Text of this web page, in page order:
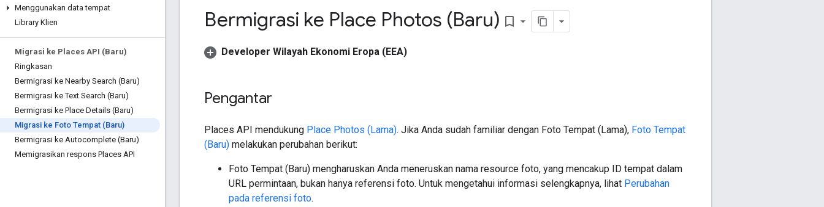
Menggunakan data tempat
Library Klien
Migrasi ke Places API (Baru)
Ringkasan
Bermigrasi ke Nearby Search (Baru)
Bermigrasi ke Text Search (Baru)
Bermigrasi ke Place Details (Baru)
Migrasi ke Foto Tempat (Baru)
Bermigrasi ke Autocomplete (Baru)
Memigrasikan respons Places API
Bermigrasi ke Place Photos (Baru) bookmark_border
Developer Wilayah Ekonomi Eropa (EEA)
Pengantar
Places API mendukung Place Photos (Lama). Jika Anda sudah familiar dengan Foto Tempat (Lama), Foto Tempat
(Baru) melakukan perubahan berikut:
Foto Tempat (Baru) mengharuskan Anda meneruskan nama resource foto, yang mencakup ID tempat dalam
URL permintaan, bukan hanya referensi foto. Untuk mengetahui informasi selengkapnya, lihat Perubahan
pada referensi foto.